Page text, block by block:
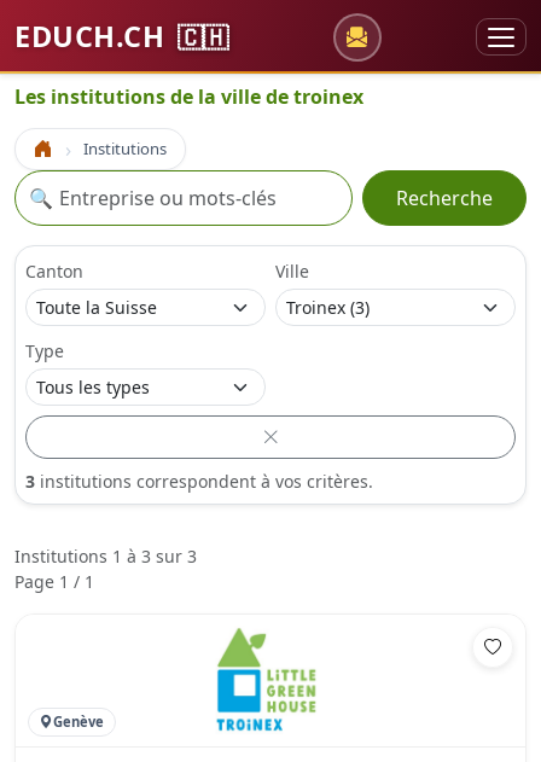
EDUCH.CH 🇨🇭
Les institutions de la ville de troinex
Accueil Institutions
Recherche
🔍 Recherche
Canton Ville
Type
3 institutions correspondent à vos critères.
Institutions 1 à 3 sur 3
Page 1 / 1
Genève